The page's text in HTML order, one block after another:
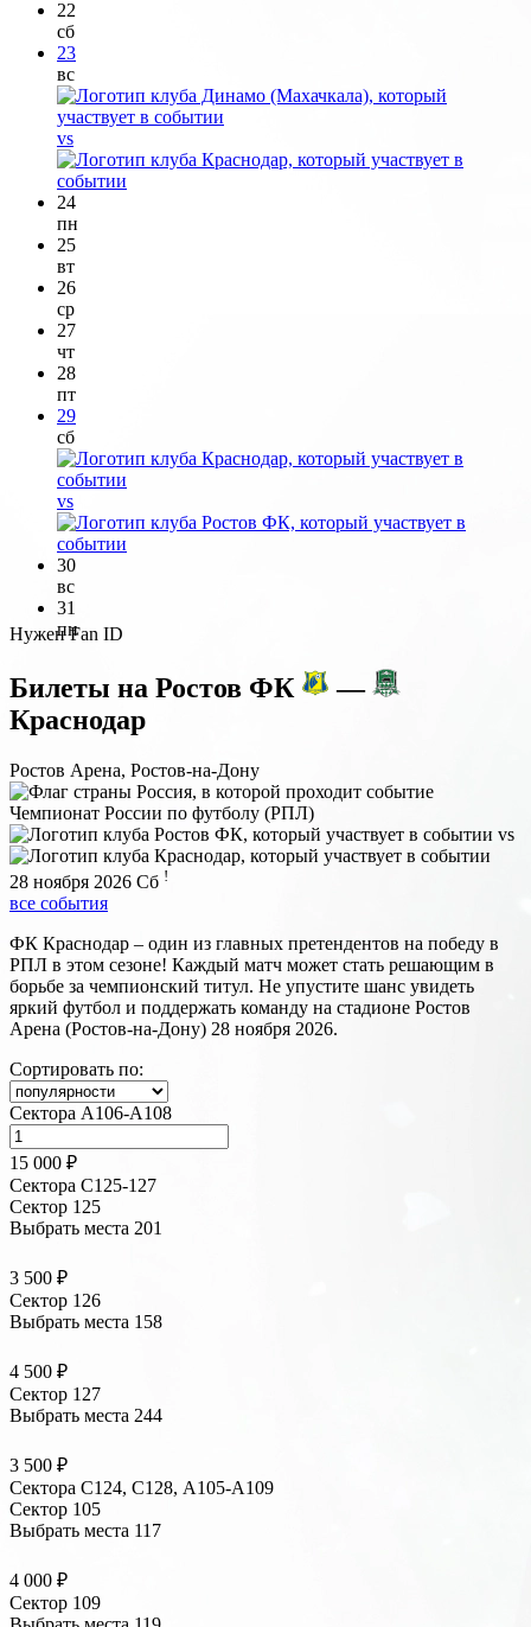
22
сб
23
вс
vs
24
пн
25
вт
26
ср
27
чт
28
пт
29
сб
vs
30
вс
31
пн
Нужен Fan ID
Билеты на Ростов ФК
—
Краснодар
Ростов Арена, Ростов-на-Дону
Чемпионат России по футболу (РПЛ)
vs
28 ноября 2026 Сб !
все события
ФК Краснодар – один из главных претендентов на победу в
РПЛ в этом сезоне! Каждый матч может стать решающим в
борьбе за чемпионский титул. Не упустите шанс увидеть
яркий футбол и поддержать команду на стадионе Ростов
Арена (Ростов-на-Дону) 28 ноября 2026.
Сортировать по:
Сектора А106-А108
15 000 ₽
Сектора С125-127
Сектор 125
Выбрать места 201
3 500 ₽
Сектор 126
Выбрать места 158
4 500 ₽
Сектор 127
Выбрать места 244
3 500 ₽
Сектора C124, C128, А105-А109
Сектор 105
Выбрать места 117
4 000 ₽
Сектор 109